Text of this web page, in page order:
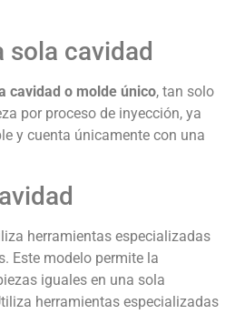
sola cavidad
cavidad o molde único, tan solo
por proceso de inyección, ya
y cuenta únicamente con una
herramientas especializadas
Este modelo permite la
iguales en una sola
herramientas especializadas